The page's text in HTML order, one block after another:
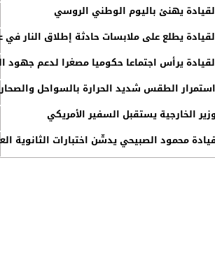
يهنئ باليوم الوطني الروسي
يطلع على ملابسات حادثة إطلاق النار في
يرأس اجتماعا حكوميا مصغرا لدعم جهود
الطقس شديد الحرارة بالسواحل
الخارجية يستقبل السفير الأمريكي
محمود الصبيحي يدشّن اختبارات الثانوية